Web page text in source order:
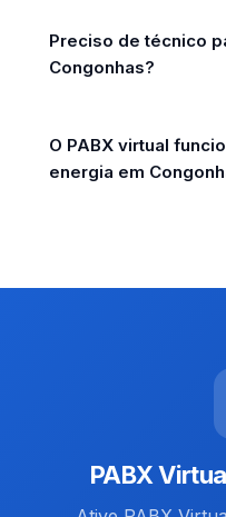
Preciso de técnico
Congonhas?
O PABX virtual
energia em
PABX